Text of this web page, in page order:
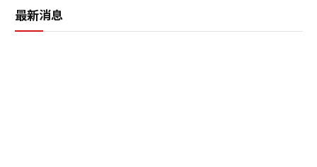
最新消息